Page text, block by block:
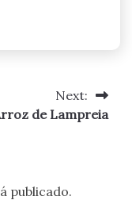
Next:
de Lampreia
publicado.